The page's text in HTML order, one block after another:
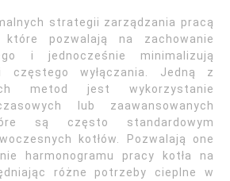
strategii zarządzania pracą
pozwalają na zachowanie
i jednocześnie minimalizują
częstego wyłączania. Jedną z
metod jest wykorzystanie
lub zaawansowanych
są często standardowym
kotłów. Pozwalają one
harmonogramu pracy kotła na
różne potrzeby cieplne w